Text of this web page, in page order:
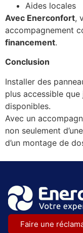
Aides locales
Avec Enerconfort,
accompagnement
financement.
Conclusion
Installer des
plus accessible
disponibles.
Avec un
non seulement
d’un montage de
Faire une